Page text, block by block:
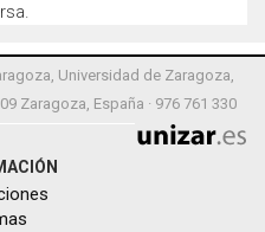
Universidad de Zaragoza,
Zaragoza, España · 976 761 330